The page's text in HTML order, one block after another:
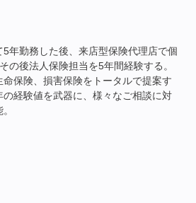
年勤務した後、来店型保険代理店で個
の後法人保険担当を5年間経験する。
保険、損害保険をトータルで提案す
経験値を武器に、様々なご相談に対